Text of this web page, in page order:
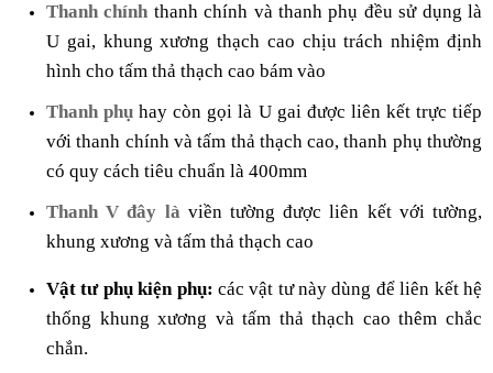
Thanh chính thanh chính và thanh phụ đều sử dụng là
U gai, khung xương thạch cao chịu trách nhiệm định
hình cho tấm thả thạch cao bám vào
Thanh phụhay còn gọi là U gai được liên kết trực tiếp
với thanh chính và tấm thả thạch cao, thanh phụ thường
có quy cách tiêu chuẩn là 400mm
Thanh V đây là viền tường được liên kết với tường,
khung xương và tấm thả thạch cao
Vật tư phụ kiện phụ: các vật tư này dùng để liên kết hệ
thống khung xương và tấm thả thạch cao thêm chắc
chắn.